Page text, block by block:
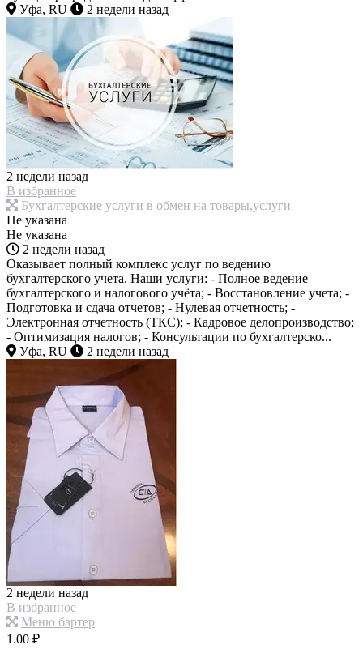
Уфа, RU
2 недели назад
2 недели назад
В избранное
Бухгалтерские услуги в обмен на товары,услуги
Не указана
Не указана
2 недели назад
Оказывает полный комплекс услуг по ведению
бухгалтерского учета. Наши услуги: - Полное ведение
бухгалтерского и налогового учёта; - Восстановление учета; -
Подготовка и сдача отчетов; - Нулевая отчетность; -
Электронная отчетность (ТКС); - Кадровое делопроизводство;
- Оптимизация налогов; - Консультации по бухгалтерско...
Уфа, RU
2 недели назад
2 недели назад
В избранное
Меню бартер
1.00 ₽